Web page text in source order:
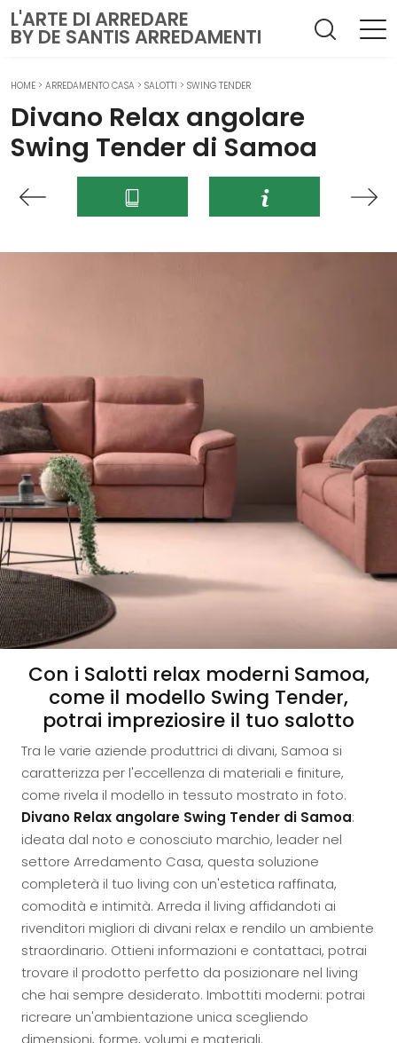
L'ARTE DI ARREDARE
BY DE SANTIS ARREDAMENTI
HOME > ARREDAMENTO CASA > SALOTTI > SWING TENDER
Divano Relax angolare
Swing Tender di Samoa
Con i Salotti relax moderni Samoa,
come il modello Swing Tender,
potrai impreziosire il tuo salotto
Tra le varie aziende produttrici di divani, Samoa si
caratterizza per l'eccellenza di materiali e finiture,
come rivela il modello in tessuto mostrato in foto.
Divano Relax angolare Swing Tender di Samoa:
ideata dal noto e conosciuto marchio, leader nel
settore Arredamento Casa, questa soluzione
completerà il tuo living con un'estetica raffinata,
comodità e intimità. Arreda il living affidandoti ai
rivenditori migliori di divani relax e rendilo un ambiente
straordinario. Ottieni informazioni e contattaci, potrai
trovare il prodotto perfetto da posizionare nel living
che hai sempre desiderato. Imbottiti moderni: potrai
ricreare un'ambientazione unica scegliendo
dimensioni, forme, volumi e materiali.